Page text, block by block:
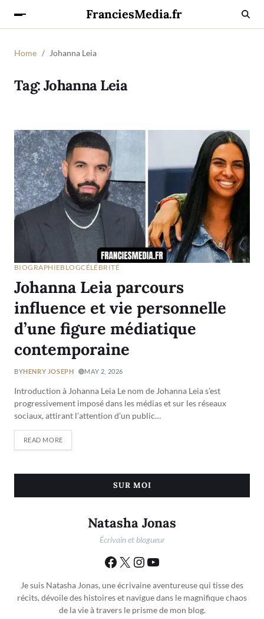
FranciesMedia.fr
Home Johanna Leia
Tag:Johanna Leia
BIOGRAPHIEBLOGCÉLÉBRITÉ
Johanna Leia parcours
influence et vie personnelle
d’une figure médiatique
contemporaine
BYHENRY JOSEPH MAY 2, 2026
Introduction à Johanna Leia Le nom de Johanna Leia s’est
progressivement imposé dans les médias et sur les réseaux
sociaux, attirant l’attention d’un public…
READ MORE
SUR MOI
Natasha Jonas
Écrivain et blogueur
Je suis Natasha Jonas, une écrivaine aventureuse qui tisse des
récits, dévoile des histoires et navigue dans le magnifique chaos
de la vie à travers le prisme de mon blog.